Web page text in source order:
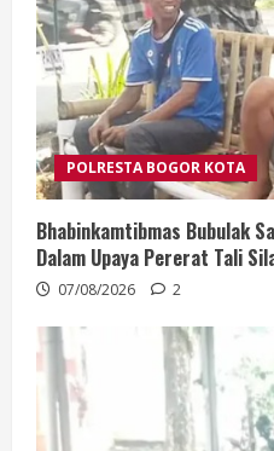
POLRESTA BOGOR KOTA
Bhabinkamtibmas Bubulak
Dalam Upaya Pererat Tali
07/08/2026 2